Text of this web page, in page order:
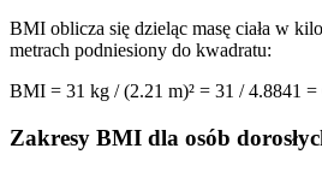
BMI oblicza się dzieląc masę ciała w
metrach podniesiony do kwadratu:
BMI = 31 kg / (2.21 m)² = 31 / 4.8841 =
Zakresy BMI dla osób